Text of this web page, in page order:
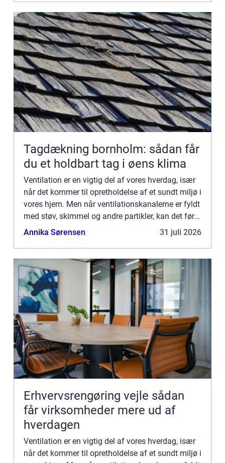
Tagdækning bornholm: sådan får
du et holdbart tag i øens klima
Ventilation er en vigtig del af vores hverdag, især
når det kommer til opretholdelse af et sundt miljø i
vores hjem. Men når ventilationskanalerne er fyldt
med støv, skimmel og andre partikler, kan det føre
til ...
Annika Sørensen 31 juli 2026
Erhvervsrengøring vejle sådan
får virksomheder mere ud af
hverdagen
Ventilation er en vigtig del af vores hverdag, især
når det kommer til opretholdelse af et sundt miljø i